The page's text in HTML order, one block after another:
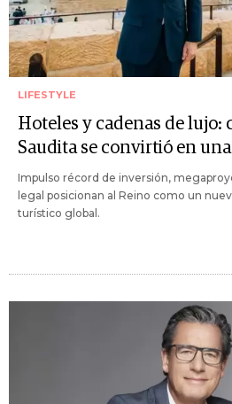
LIFESTYLE
Hoteles y cadenas de lujo:
Saudita se convirtió en
Impulso récord de inversión,
legal posicionan al Reino como un
turístico global.